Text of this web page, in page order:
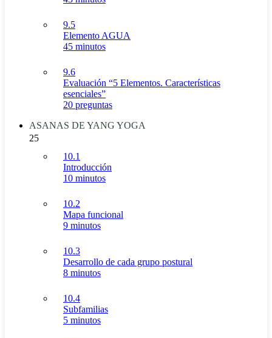
9.5
Elemento AGUA
45 minutos
9.6
Evaluación “5 Elementos. Características
esenciales”
20 preguntas
ASANAS DE YANG YOGA
25
10.1
Introducción
10 minutos
10.2
Mapa funcional
9 minutos
10.3
Desarrollo de cada grupo postural
8 minutos
10.4
Subfamilias
5 minutos